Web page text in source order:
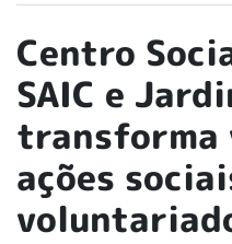
Centro
SAIC e
transforma
ações